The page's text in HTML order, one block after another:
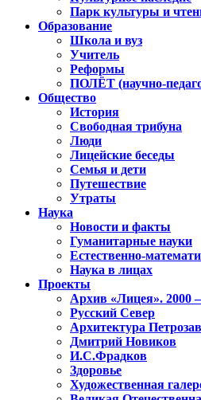
Парк культуры и
Образование
Школа и вуз
Учитель
Реформы
ПОЛЁТ (научно-
Общество
История
Свободная трибуна
Люди
Лицейские беседы
Семья и дети
Путешествие
Утраты
Наука
Новости и факты
Гуманитарные науки
Естественно-
Наука в лицах
Проекты
Архив «Лицея». 2000
Русский Север
Архитектура
Дмитрий Новиков
И.С.Фрадков
Здоровье
Художественная